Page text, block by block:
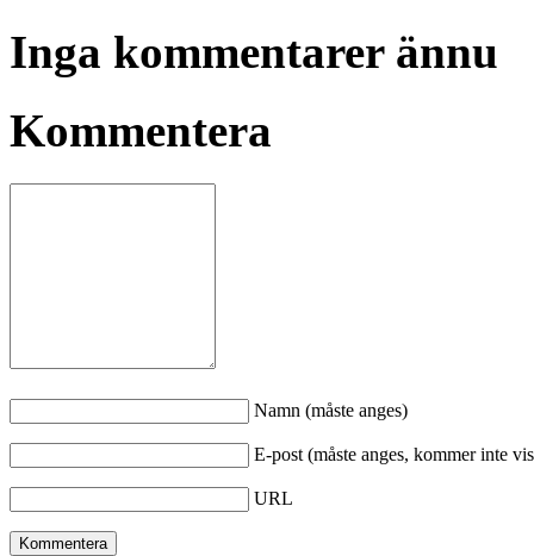
Inga kommentarer ännu
Kommentera
Namn (måste anges)
E-post (måste anges, kommer inte
URL